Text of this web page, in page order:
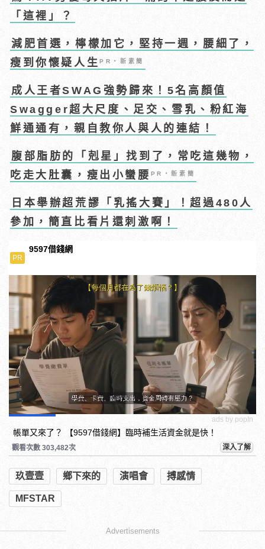
「這裡」？
減肥首選，檸檬加它，堅持一週，腰細了，
瘦到你懷疑人生PR・新素簡
成人王者SWAG強勢歸來！5名高顏值
Swagger超大尺度、足交、雪乳、粉紅海
鮮通通有，親自教你人與人的連結！
腹部脂肪的「剋星」找到了，常吃這幾物，
吃走大肚囊，瘦出小蠻腰 PR・新素簡
日本舉辦超荒謬「乳搖大賽」！超過480人
參加，簡直比看片還刺激啊！
PR
9597借錢網
ads by popIn
帳單又來了？ 【9597借錢網】臨時補生活資金就是快！
觀看次數 303,482次 深入了解
玖壹壹 鄉下來的 演唱會 搏感情
MFSTAR
Advertisements